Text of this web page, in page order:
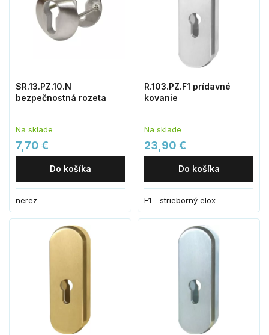
SR.13.PZ.10.N
bezpečnostná rozeta
Na sklade
7,70 €
Do košíka
nerez
R.103.PZ.F1 prídavné
kovanie
Na sklade
23,90 €
Do košíka
F1 - strieborný elox